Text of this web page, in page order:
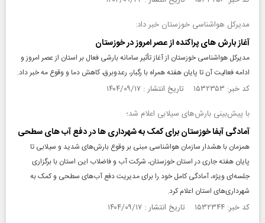
مدیرکل هواشناسی خوزستان خبر داد:
آغاز بارش های پراکنده از عصر امروز در خوزستان
مدیرکل هواشناسی خوزستان از آغاز تأثیر سامانه بارشی فعال بر استان از عصر امروز و
ادامه فعالیت آن تا پایان هفته همراه با رگبار، رعدوبرق، کاهش دما و وقوع مه خبر داد.
کد خبر: ۱۵۳۲۳۵۳ تاریخ انتشار : ۱۴۰۴/۰۹/۱۷
با پیش‌بینی بارش‌های سیلابی اعلام شد؛
آمادگی آبفا خوزستان برای کمک به شهرداری ها در دفع آب های سطحی
همزمان با هشدار سازمان هواشناسی مبنی بر وقوع بارش‌های شدید و سیلابی تا
پایان هفته جاری در استان خوزستان، شرکت آب و فاضلاب این استان با برگزاری
جلسه‌ای ویژه، آمادگی کامل خود را برای مدیریت دفع آب‌های سطحی و کمک به
شهرداری‌های استان اعلام کرد.
کد خبر: ۱۵۳۲۳۴۴ تاریخ انتشار : ۱۴۰۴/۰۹/۱۷